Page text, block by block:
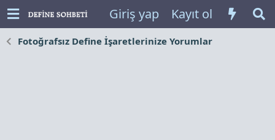
Giriş yap Kayıt ol
Fotoğrafsız Define İşaretlerinize Yorumlar